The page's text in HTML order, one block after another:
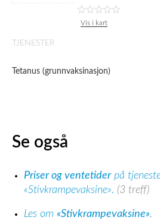
Vis i kart
TJENESTER
Tetanus (grunnvaksinasjon)
Se også
Priser og ventetiderpå
«Stivkrampevaksine». (3 treff)
Les om «Stivkrampevaksine».